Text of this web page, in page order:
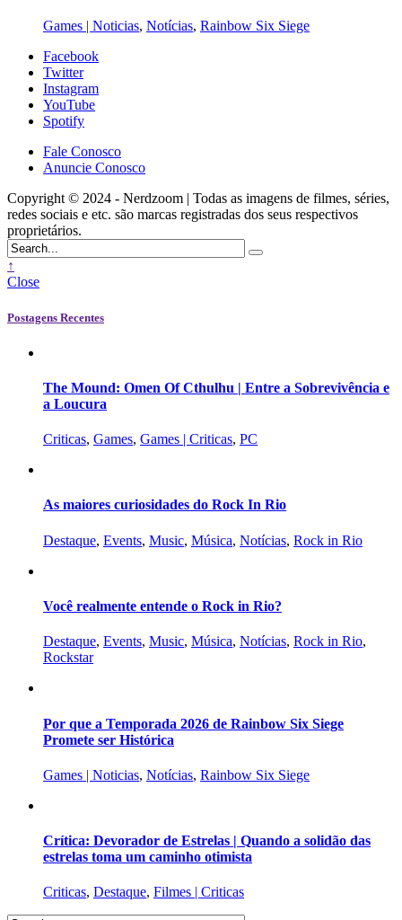
Games | Noticias, Notícias, Rainbow Six Siege
Facebook
Twitter
Instagram
YouTube
Spotify
Fale Conosco
Anuncie Conosco
Copyright © 2024 - Nerdzoom | Todas as imagens de filmes, séries,
redes sociais e etc. são marcas registradas dos seus respectivos
proprietários.
↑
Close
Postagens Recentes
The Mound: Omen Of Cthulhu | Entre a Sobrevivência e
a Loucura
Criticas, Games, Games | Criticas, PC
As maiores curiosidades do Rock In Rio
Destaque, Events, Music, Música, Notícias, Rock in Rio
Você realmente entende o Rock in Rio?
Destaque, Events, Music, Música, Notícias, Rock in Rio,
Rockstar
Por que a Temporada 2026 de Rainbow Six Siege
Promete ser Histórica
Games | Noticias, Notícias, Rainbow Six Siege
Crítica: Devorador de Estrelas | Quando a solidão das
estrelas toma um caminho otimista
Criticas, Destaque, Filmes | Criticas